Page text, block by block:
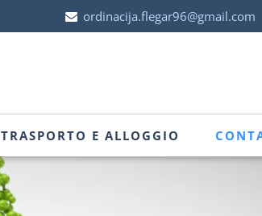
ordinacija.flegar96@gmail.com
TRASPORTO E ALLOGGIO